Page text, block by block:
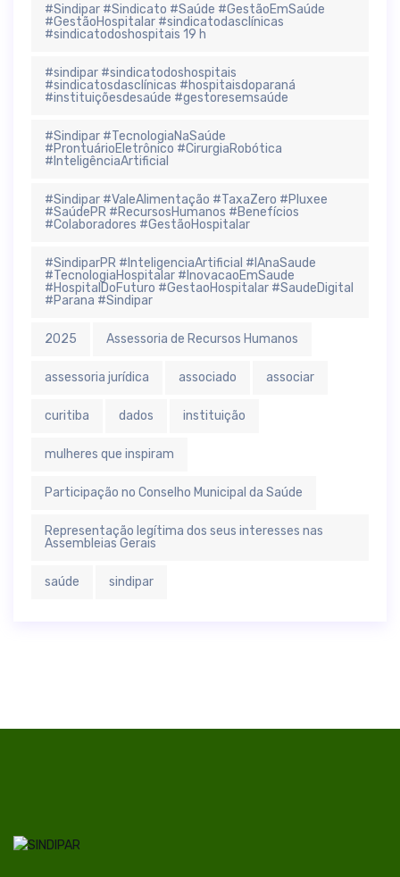
#Sindipar #Sindicato #Saúde #GestãoEmSaúde
#GestãoHospitalar #sindicatodasclínicas
#sindicatodoshospitais 19 h
#sindipar #sindicatodoshospitais
#sindicatosdasclínicas #hospitaisdoparaná
#instituiçõesdesaúde #gestoresemsaúde
#Sindipar #TecnologiaNaSaúde
#ProntuárioEletrônico #CirurgiaRobótica
#InteligênciaArtificial
#Sindipar #ValeAlimentação #TaxaZero #Pluxee
#SaúdePR #RecursosHumanos #Benefícios
#Colaboradores #GestãoHospitalar
#SindiparPR #InteligenciaArtificial #IAnaSaude
#TecnologiaHospitalar #InovacaoEmSaude
#HospitalDoFuturo #GestaoHospitalar #SaudeDigital
#Parana #Sindipar
2025 Assessoria de Recursos Humanos
assessoria jurídica associado associar
curitiba dados instituição
mulheres que inspiram
Participação no Conselho Municipal da Saúde
Representação legítima dos seus interesses nas
Assembleias Gerais
saúde sindipar